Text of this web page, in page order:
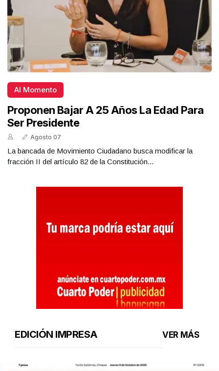
Al Momento
Proponen Bajar A 25 Años La Edad Para
Ser Presidente
Agosto 07
La bancada de Movimiento Ciudadano busca modificar la
fracción II del artículo 82 de la Constitución...
EDICIÓN IMPRESA VER MÁS